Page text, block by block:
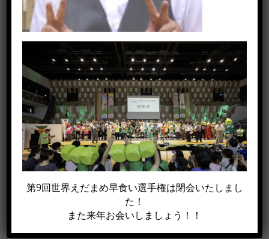
この記事がイイね！と思った方は
シェアして下さい!!
Facebook
X
電
子
ー
第9回世界えだまめ早食い選手権は閉会いたしまし
た！
また来年お会いしましょう！！